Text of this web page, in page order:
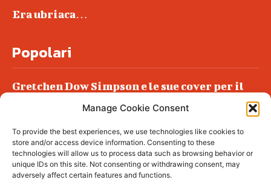
Manage Cookie Consent
To provide the best experiences, we use technologies like cookies to
store and/or access device information. Consenting to these
technologies will allow us to process data such as browsing behavior or
unique IDs on this site. Not consenting or withdrawing consent, may
adversely affect certain features and functions.
Era ubriaca…
Popolari
Gretchen Dow Simpson e le sue cover per il
Podlech, il Cile lo ha condannato
all’ergastolo
Era ubriaca…